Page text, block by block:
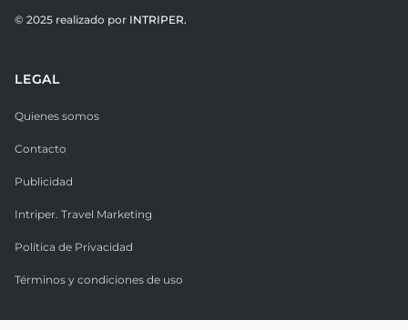
© 2025 realizado por INTRIPER.
LEGAL
Quienes somos
Contacto
Publicidad
Intriper. Travel Marketing
Política de Privacidad
Términos y condiciones de uso